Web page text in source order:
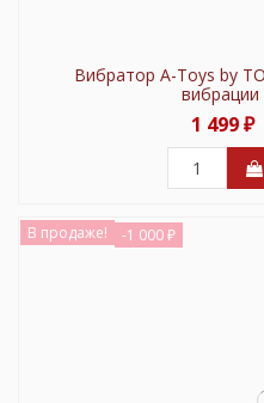
Вибратор A-Toys by
вибрации
1 499 ₽
В продаже! -1 000 ₽